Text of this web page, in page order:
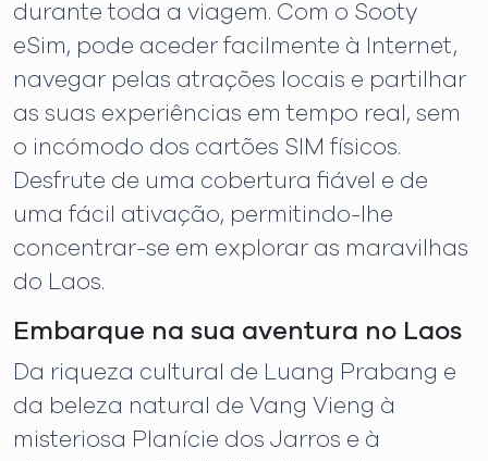
durante toda a viagem. Com o Sooty
eSim, pode aceder facilmente à Internet,
navegar pelas atrações locais e partilhar
as suas experiências em tempo real, sem
o incómodo dos cartões SIM físicos.
Desfrute de uma cobertura fiável e de
uma fácil ativação, permitindo-lhe
concentrar-se em explorar as maravilhas
do Laos.
Embarque na sua aventura no Laos
Da riqueza cultural de Luang Prabang e
da beleza natural de Vang Vieng à
misteriosa Planície dos Jarros e à